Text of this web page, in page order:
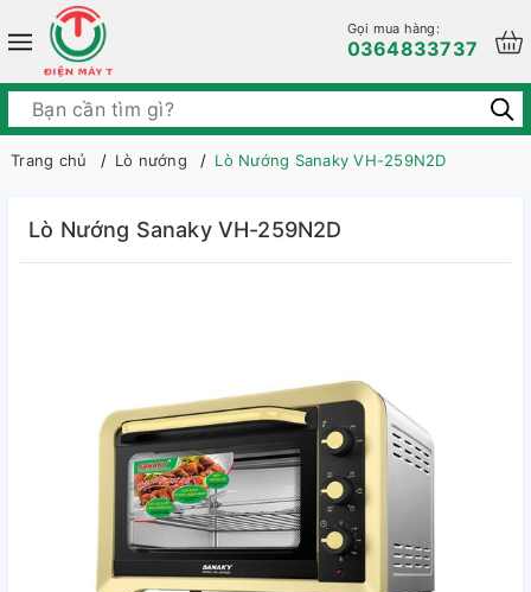
Gọi mua hàng:
0364833737
Trang chủ Lò nướng Lò Nướng Sanaky VH-259N2D
Lò Nướng Sanaky VH-259N2D